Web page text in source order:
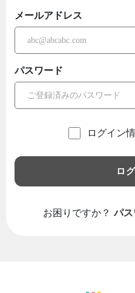
メールアドレス
パスワード
ログイン
ロ
お困りですか？ パス